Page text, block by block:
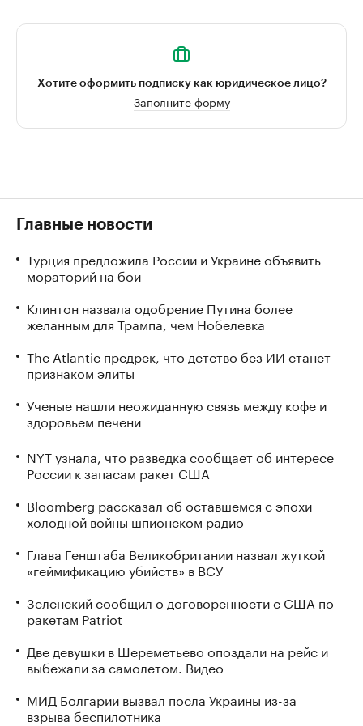
Хотите оформить подписку как юридическое лицо?
Заполните форму
Главные новости
Турция предложила России и Украине объявить
мораторий на бои
Клинтон назвала одобрение Путина более
желанным для Трампа, чем Нобелевка
The Atlantic предрек, что детство без ИИ станет
признаком элиты
Ученые нашли неожиданную связь между кофе и
здоровьем печени
NYT узнала, что разведка сообщает об интересе
России к запасам ракет США
Bloomberg рассказал об оставшемся с эпохи
холодной войны шпионском радио
Глава Генштаба Великобритании назвал жуткой
«геймификацию убийств» в ВСУ
Зеленский сообщил о договоренности с США по
ракетам Patriot
Две девушки в Шереметьево опоздали на рейс и
выбежали за самолетом. Видео
МИД Болгарии вызвал посла Украины из-за
взрыва беспилотника